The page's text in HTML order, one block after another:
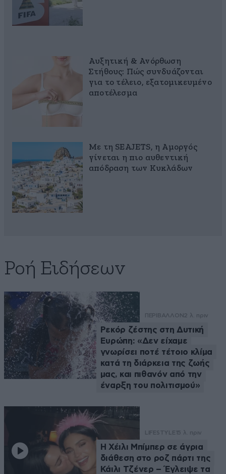
Αυξητική & Ανόρθωση
Στήθους: Πώς συνδυάζονται
για το τέλειο, εξατομικευμένο
αποτέλεσμα
Με τη SEAJETS, η Αμοργός
γίνεται η πιο αυθεντική
απόδραση των Κυκλάδων
Ροή Ειδήσεων
ΠΕΡΙΒΑΛΛΟΝ2 λ. πριν
Ρεκόρ ζέστης στη Δυτική
Ευρώπη: «Δεν είχαμε
γνωρίσει ποτέ τέτοιο κλίμα
κατά τη διάρκεια της ζωής
μας, και πιθανόν από την
έναρξη του πολιτισμού»
LIFESTYLE 15 λ. πριν
Η Χέιλι Μπίμπερ σε άγρια
διάθεση στο ροζ πάρτι της
Κάιλι Τζένερ – Έγλειψε τα